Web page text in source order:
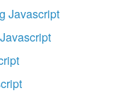
Javascript